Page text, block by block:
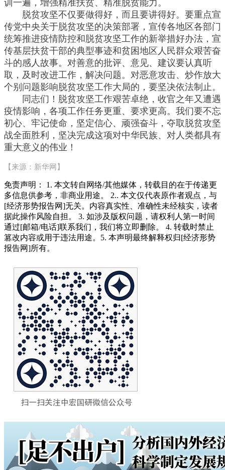
训一遍，增强精准扶贫、精准脱贫能力。
脱贫攻坚不仅要做得好，而且要讲得好。要重点宣
传党中央关于脱贫攻坚的决策部署，宣传各地区各部门
统筹推进疫情防控和脱贫攻坚工作的新举措好办法，宣
传基层扶贫干部的典型事迹和贫困地区人民群众艰苦奋
斗的感人故事。对善意的批评、意见、建议要认真听
取，及时改进工作，解决问题。对恶意攻击、炒作放大
个别问题影响脱贫攻坚工作大局的，要坚决依法制止。
同志们！脱贫攻坚工作艰苦卓绝，收官之年又遭遇
疫情影响，各项工作任务更重、要求更高。我们要不忘
初心、牢记使命，坚定信心、顽强奋斗，夺取脱贫攻坚
战全面胜利，坚决完成这项对中华民族、对人类都具有
重大意义的伟业！
【来源：新华网】
免责声明： 1. 本文转自网络/其他媒体，转载目的在于传递更
多信息供参考，非商业用途。 2.. 本文仅代表原作者观点，与
[经济形势报告网]无关。内容真实性、准确性未经核实，读者
据此操作风险自担。 3. 如涉及版权问题，请权利人第一时间
通过[邮箱/电话]联系我们，我们将立即删除。 4. 转载时禁止
篡改内容或用于违法用途。5. 本声明最终解释权归[经济形势
报告网]所有。